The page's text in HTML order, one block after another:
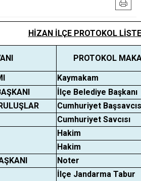
HİZAN İLÇE PROTOKOL
PROTOKOL
Kaymakam
İlçe Belediye Başkanı
Cumhuriyet
Cumhuriyet Savcısı
Hakim
Hakim
Noter
İlçe Jandarma Tabur